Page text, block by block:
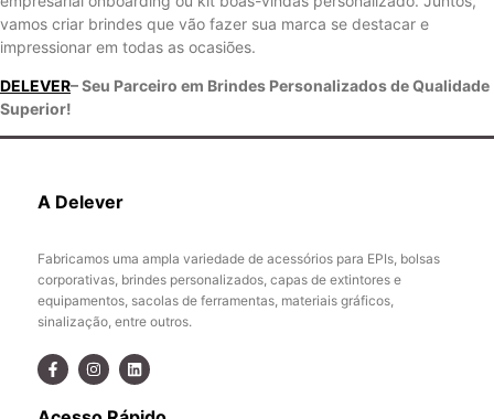
vamos criar brindes que vão fazer sua marca se destacar e
impressionar em todas as ocasiões.
DELEVER– Seu Parceiro em Brindes Personalizados de Qualidade
Superior!
A Delever
Fabricamos uma ampla variedade de acessórios para EPIs, bolsas
corporativas, brindes personalizados, capas de extintores e
equipamentos, sacolas de ferramentas, materiais gráficos,
sinalização, entre outros.